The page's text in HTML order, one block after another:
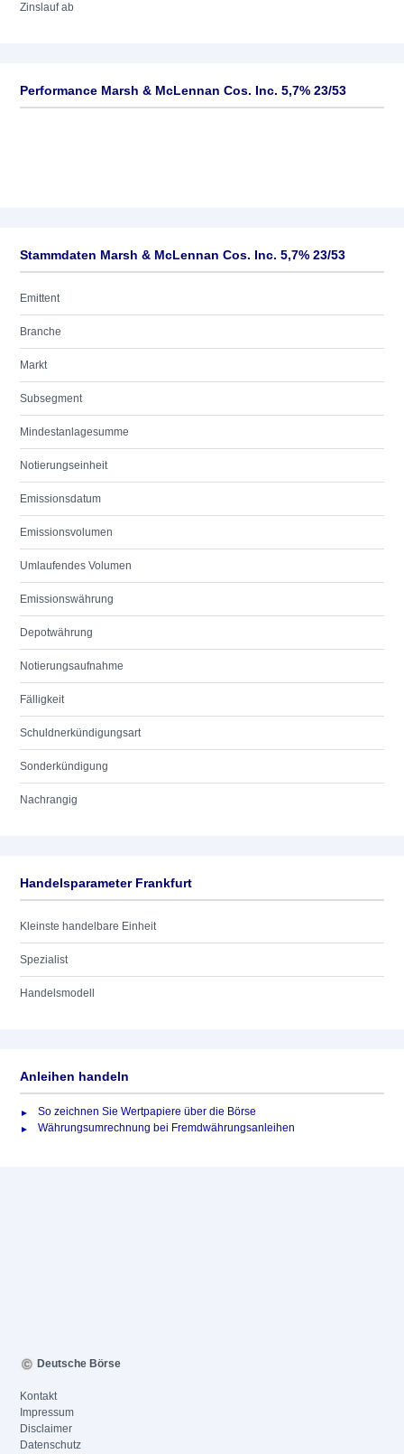
Zinslauf ab
Performance Marsh & McLennan Cos. Inc. 5,7% 23/53
Stammdaten Marsh & McLennan Cos. Inc. 5,7% 23/53
Emittent
Branche
Markt
Subsegment
Mindestanlagesumme
Notierungseinheit
Emissionsdatum
Emissionsvolumen
Umlaufendes Volumen
Emissionswährung
Depotwährung
Notierungsaufnahme
Fälligkeit
Schuldnerkündigungsart
Sonderkündigung
Nachrangig
Handelsparameter Frankfurt
Kleinste handelbare Einheit
Spezialist
Handelsmodell
Anleihen handeln
So zeichnen Sie Wertpapiere über die Börse
Währungsumrechnung bei Fremdwährungsanleihen
Deutsche Börse
Kontakt
Impressum
Disclaimer
Datenschutz